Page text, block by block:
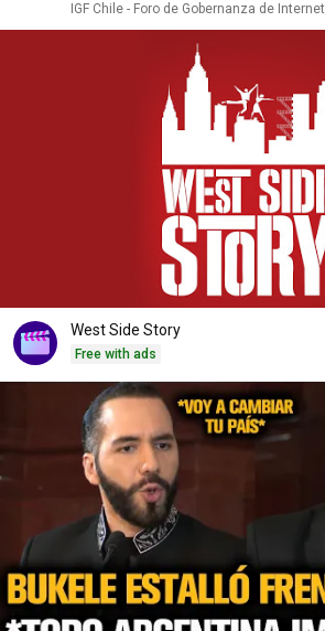
IGF Chile - Foro de Gobernanza de Internet
West Side Story
Free with ads